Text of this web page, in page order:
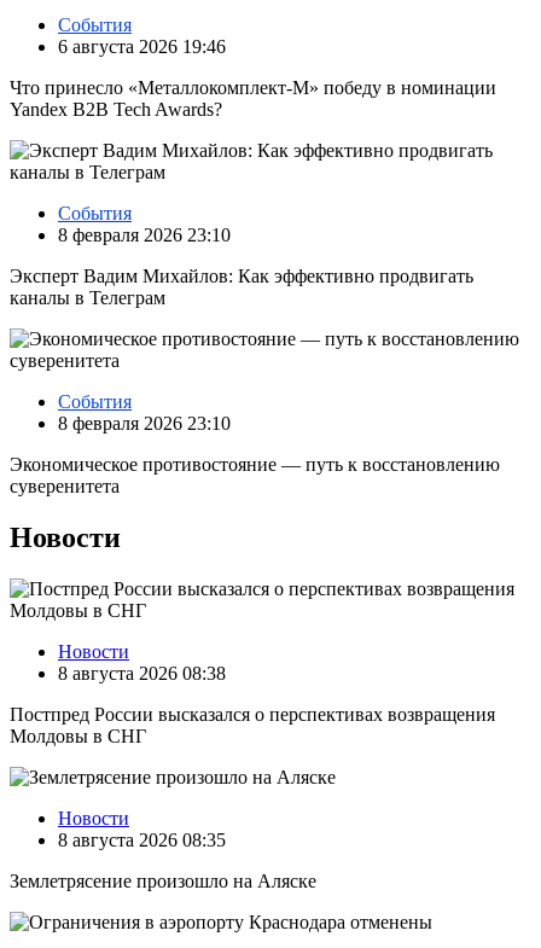
События
6 августа 2026 19:46
Что принесло «Металлокомплект-М» победу в номинации
Yandex B2B Tech Awards?
События
8 февраля 2026 23:10
Эксперт Вадим Михайлов: Как эффективно продвигать
каналы в Телеграм
События
8 февраля 2026 23:10
Экономическое противостояние — путь к восстановлению
суверенитета
Новости
Новости
8 августа 2026 08:38
Постпред России высказался о перспективах возвращения
Молдовы в СНГ
Новости
8 августа 2026 08:35
Землетрясение произошло на Аляске